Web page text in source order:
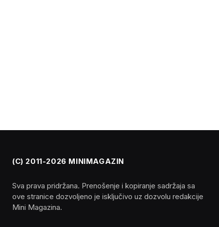
(C) 2011-2026 MINIMAGAZIN
Sva prava pridržana. Prenošenje i kopiranje sadržaja sa
ove stranice dozvoljeno je isključivo uz dozvolu redakcije
Mini Magazina.